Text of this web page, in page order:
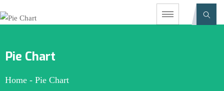
Pie Chart
Home - Pie Chart